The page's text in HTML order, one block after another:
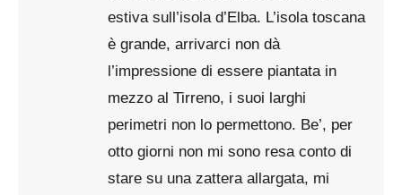
estiva sull’isola d’Elba. L’isola toscana
è grande, arrivarci non dà
l’impressione di essere piantata in
mezzo al Tirreno, i suoi larghi
perimetri non lo permettono. Be’, per
otto giorni non mi sono resa conto di
stare su una zattera allargata, mi